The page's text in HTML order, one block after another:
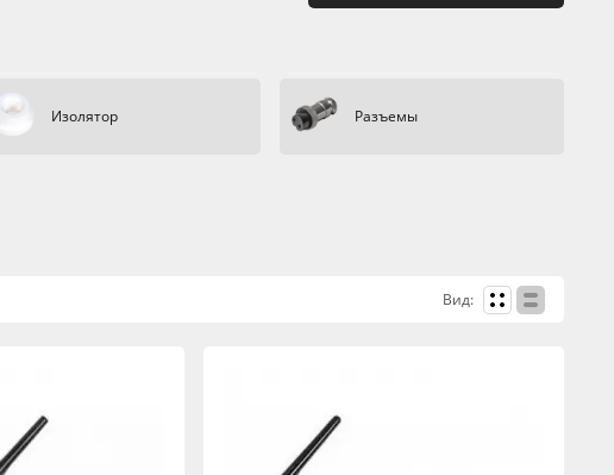
Изолятор Разъемы
Вид: